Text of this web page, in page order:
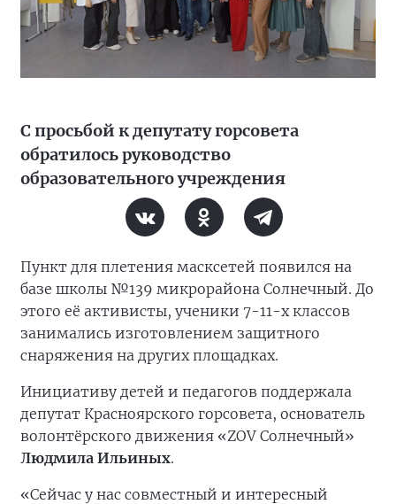
С просьбой к депутату горсовета
обратилось руководство
образовательного учреждения
Пункт для плетения масксетей появился на
базе школы №139 микрорайона Солнечный. До
этого её активисты, ученики 7-11-х классов
занимались изготовлением защитного
снаряжения на других площадках.
Инициативу детей и педагогов поддержала
депутат Красноярского горсовета, основатель
волонтёрского движения «ZOV Солнечный»
Людмила Ильиных.
«Сейчас у нас совместный и интересный